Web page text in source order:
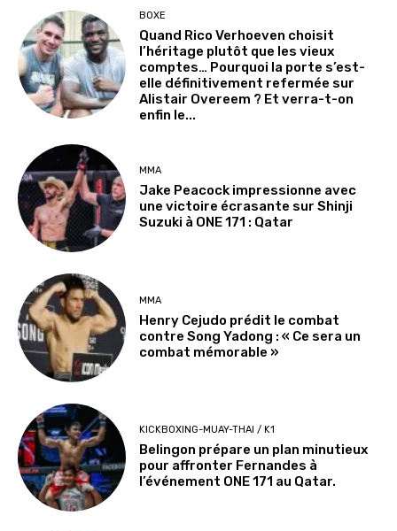
BOXE
Quand Rico Verhoeven choisit
l’héritage plutôt que les vieux
comptes… Pourquoi la porte s’est-
elle définitivement refermée sur
Alistair Overeem ? Et verra-t-on
enfin le...
MMA
Jake Peacock impressionne avec
une victoire écrasante sur Shinji
Suzuki à ONE 171 : Qatar
MMA
Henry Cejudo prédit le combat
contre Song Yadong : « Ce sera un
combat mémorable »
KICKBOXING-MUAY-THAI / K1
Belingon prépare un plan minutieux
pour affronter Fernandes à
l’événement ONE 171 au Qatar.